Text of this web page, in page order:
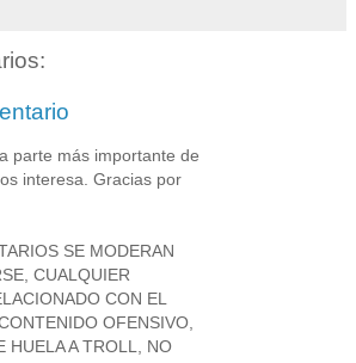
parte más importante de
interesa. Gracias por
SE MODERAN
CUALQUIER
CON EL
OFENSIVO,
HUELA A TROLL, NO